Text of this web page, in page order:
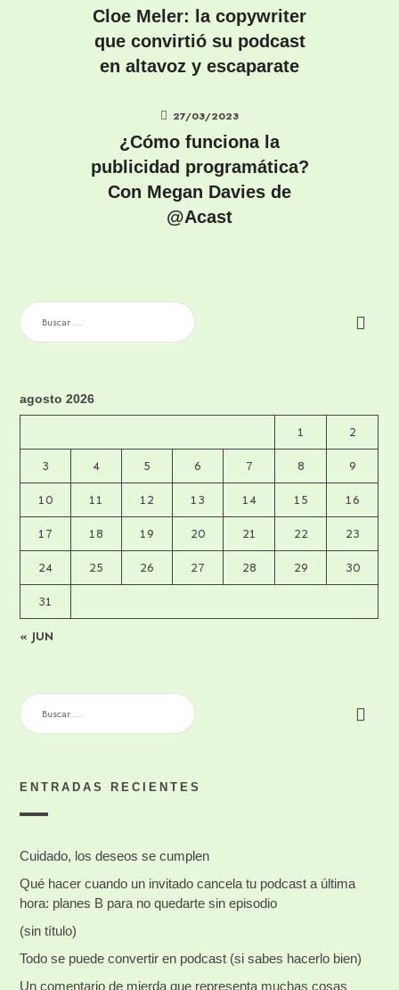
Cloe Meler: la copywriter
que convirtió su podcast
en altavoz y escaparate
27/03/2023
¿Cómo funciona la
publicidad programática?
Con Megan Davies de
@Acast
BUSCAR:
agosto 2026
1 2
3 4 5 6 7 8 9
10 11 12 13 14 15 16
17 18 19 20 21 22 23
24 25 26 27 28 29 30
31
« JUN
BUSCAR:
ENTRADAS RECIENTES
Cuidado, los deseos se cumplen
Qué hacer cuando un invitado cancela tu podcast a última
hora: planes B para no quedarte sin episodio
(sin título)
Todo se puede convertir en podcast (si sabes hacerlo bien)
Un comentario de mierda que representa muchas cosas